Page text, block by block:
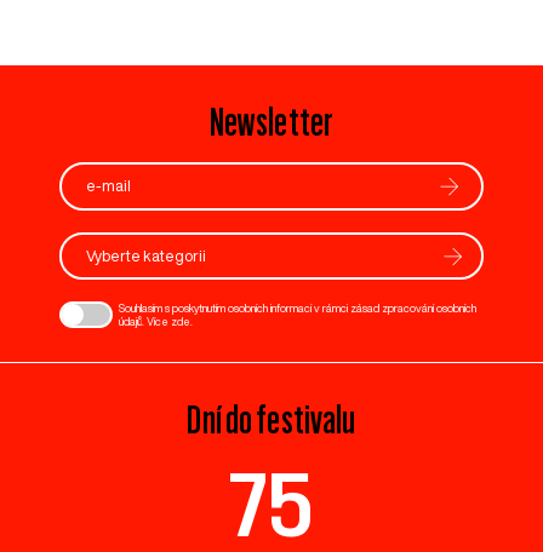
Newsletter
Vyberte kategorii
Souhlasím s poskytnutím osobních informací v rámci zásad zpracování osobních
údajů. Více zde
Dní do festivalu
75